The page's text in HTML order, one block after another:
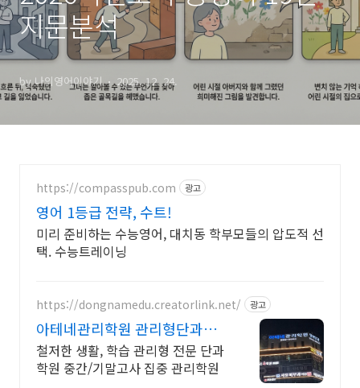
지문분석
by 나의영어이야기 2025. 12. 24.
https://compasspub.com 광고
영어 1등급 전략, 수트!
미리 준비하는 수능영어, 대치동 학부모들의 압도적 선
택. 수능트레이닝
https://dongnamedu.creatorlink.net/ 광고
아테네관리학원 관리형단과학
원 학습 관리형 전문 단과 학원
철저한 생활, 학습 관리형 전문 단과
학원 중간/기말고사 집중 관리학원